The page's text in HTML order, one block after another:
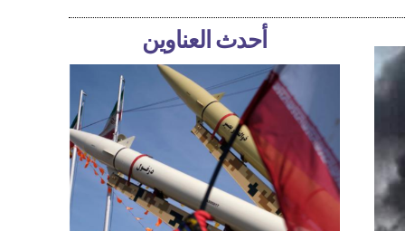
أحدث العناوين